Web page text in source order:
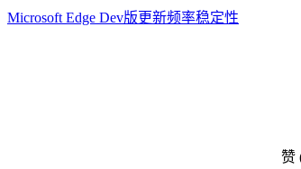
Microsoft Edge Dev版更新频率稳定性
赞